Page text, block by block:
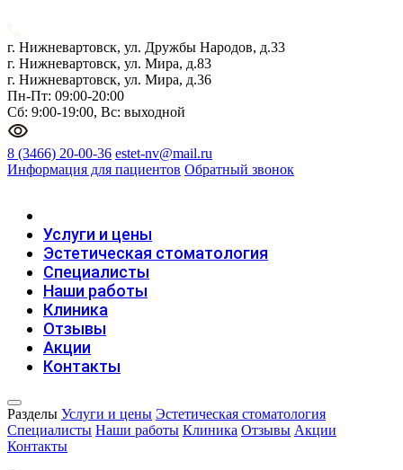
г. Нижневартовск, ул. Дружбы Народов, д.33
г. Нижневартовск, ул. Мира, д.83
г. Нижневартовск, ул. Мира, д.36
Пн-Пт: 09:00-20:00
Сб: 9:00-19:00, Вс: выходной
8 (3466) 20-00-36 estet-nv@mail.ru
Информация для пациентов Обратный звонок
Услуги и цены
Эстетическая стоматология
Специалисты
Наши работы
Клиника
Отзывы
Акции
Контакты
Разделы Услуги и цены Эстетическая стоматология
Специалисты Наши работы Клиника Отзывы Акции
Контакты